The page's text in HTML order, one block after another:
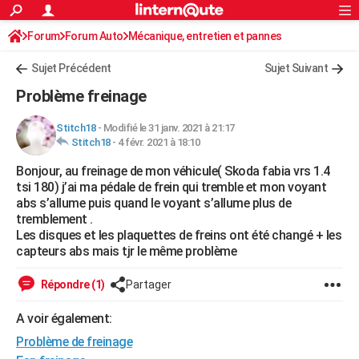
ACTUALITÉS
Politique
Société
Faits Divers
Education
Monde
Villes
+
FINANCE
Retraite
Impôts
Epargne
Immobilier
Risques naturels par ville
Banque
Assurance
Crédit
AUTO
Essais
Réserver un essai
Citadines
Berlines
SUV
Forum auto
+HIGH-TECH
Mobiles
Meilleur smartphone
Internet
Ordinateurs
Jeux vidéo
Guide high-tech
+BRICOLAGE
Forum
Aménagement intérieur
Extérieur
Cuisine
Salle de bains
Jardinage
Rangement
WEEK-END
Guides de France
Escapades
Patrimoine
Expositions
Musées
Week-end nature
LIFESTYLE
SANTE
Alimentation
Guide de la santé
Maladies
Médicaments
Sommeil
VOYAGE
Rechercher
S'inscrire
Connexion
Forum Forum Auto Mécanique, entretien et pannes
Sujet Précédent Sujet Suivant
Problème freinage
Stitch18- Modifié le 31 janv. 2021 à 21:17
Stitch18- 4 févr. 2021 à 18:10
Bonjour, au freinage de mon véhicule( Skoda fabia vrs 1.4
tsi 180) j’ai ma pédale de frein qui tremble et mon voyant
abs s’allume puis quand le voyant s’allume plus de
tremblement .
Les disques et les plaquettes de freins ont été changé + les
capteurs abs mais tjr le même problème
Répondre (1) Partager
A voir également:
Problème de freinage